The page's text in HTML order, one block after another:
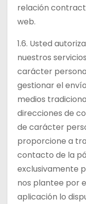
relación
web.
1.6. Usted
nuestros
carácter
gestionar el
medios
direcciones de
de carácter
proporcione a
contacto de la
exclusivamente
nos plantee por
aplicación lo